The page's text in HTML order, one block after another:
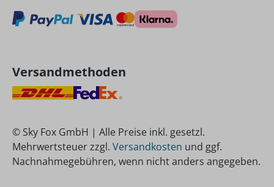
Versandmethoden
© Sky Fox GmbH | Alle Preise inkl. gesetzl.
Mehrwertsteuer zzgl. Versandkosten und ggf.
Nachnahmegebühren, wenn nicht anders angegeben.